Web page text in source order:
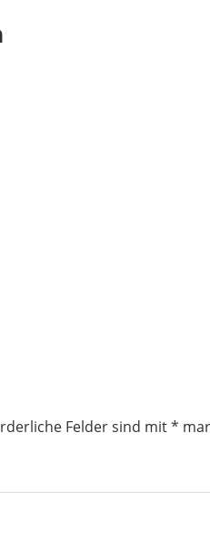
Felder sind mit*